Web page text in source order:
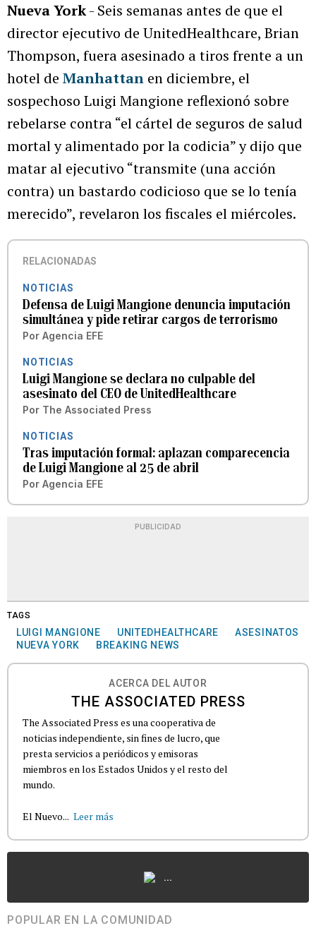
Nueva York- Seis semanas antes de que el
director ejecutivo de UnitedHealthcare, Brian
Thompson, fuera asesinado a tiros frente a un
hotel de Manhattan en diciembre, el
sospechoso Luigi Mangione reflexionó sobre
rebelarse contra “el cártel de seguros de salud
mortal y alimentado por la codicia” y dijo que
matar al ejecutivo “transmite (una acción
contra) un bastardo codicioso que se lo tenía
merecido”, revelaron los fiscales el miércoles.
RELACIONADAS
NOTICIAS
Defensa de Luigi Mangione denuncia imputación
simultánea y pide retirar cargos de terrorismo
Por Agencia EFE
NOTICIAS
Luigi Mangione se declara no culpable del
asesinato del CEO de UnitedHealthcare
Por The Associated Press
NOTICIAS
Tras imputación formal: aplazan comparecencia
de Luigi Mangione al 25 de abril
Por Agencia EFE
PUBLICIDAD
TAGS
LUIGI MANGIONE UNITEDHEALTHCARE
ASESINATOS
NUEVA YORK
BREAKING NEWS
ACERCA DEL AUTOR
THE ASSOCIATED PRESS
The Associated Press es una cooperativa de
noticias independiente, sin fines de lucro, que
presta servicios a periódicos y emisoras
miembros en los Estados Unidos y el resto del
mundo.
El Nuevo... Leer más
...
POPULAR EN LA COMUNIDAD